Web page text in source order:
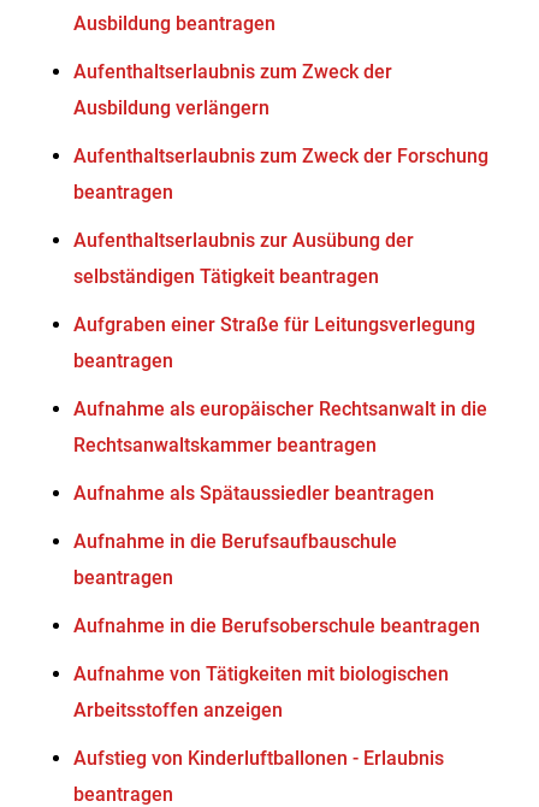
Ausbildung beantragen
Aufenthaltserlaubnis zum Zweck der
Ausbildung verlängern
Aufenthaltserlaubnis zum Zweck der Forschung
beantragen
Aufenthaltserlaubnis zur Ausübung der
selbständigen Tätigkeit beantragen
Aufgraben einer Straße für Leitungsverlegung
beantragen
Aufnahme als europäischer Rechtsanwalt in die
Rechtsanwaltskammer beantragen
Aufnahme als Spätaussiedler beantragen
Aufnahme in die Berufsaufbauschule
beantragen
Aufnahme in die Berufsoberschule beantragen
Aufnahme von Tätigkeiten mit biologischen
Arbeitsstoffen anzeigen
Aufstieg von Kinderluftballonen - Erlaubnis
beantragen